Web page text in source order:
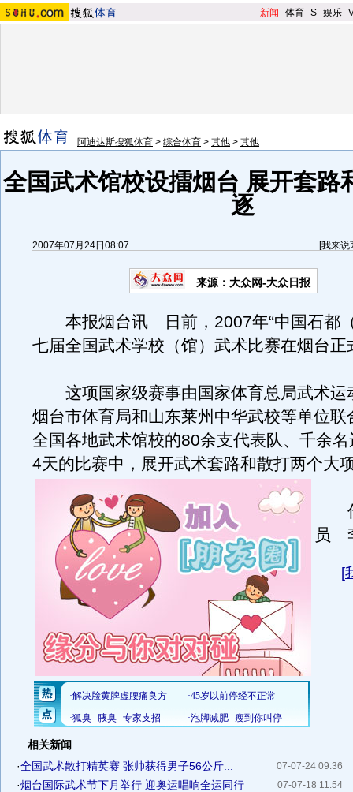
新闻 -体育-S-娱乐-
阿迪达斯搜狐体育 > 综合体育 > 其他 > 其他
全国武术馆校设擂烟台 展开套路
逐
2007年07月24日08:07 [我来说
来源：大众网-大众日报
本报烟台讯 日前，2007年“中国石都（
七届全国武术学校（馆）武术比赛在烟台正
这项国家级赛事由国家体育总局武术运
烟台市体育局和山东莱州中华武校等单位联
全国各地武术馆校的80余支代表队、千余
4天的比赛中，展开武术套路和散打两个大
作
员
[
相关新闻
07-07-24 09:36
·全国武术散打精英赛 张帅获得男子56公斤...
07-07-18 11:54
·烟台国际武术节下月举行 迎奥运唱响全运同行